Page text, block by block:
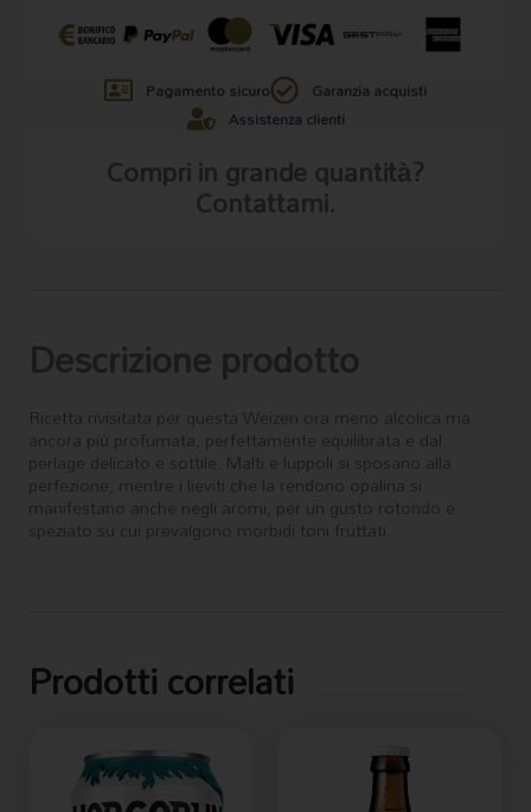
Pagamento sicuro
Garanzia acquisti
Assistenza clienti
Compri in grande quantità?
Contattami.
Descrizione prodotto
Ricetta rivisitata per questa Weizen ora meno alcolica ma
ancora più profumata, perfettamente equilibrata e dal
perlage delicato e sottile. Malti e luppoli si sposano alla
perfezione, mentre i lieviti che la rendono opalina si
manifestano anche negli aromi, per un gusto rotondo e
speziato su cui prevalgono morbidi toni fruttati.
Prodotti correlati